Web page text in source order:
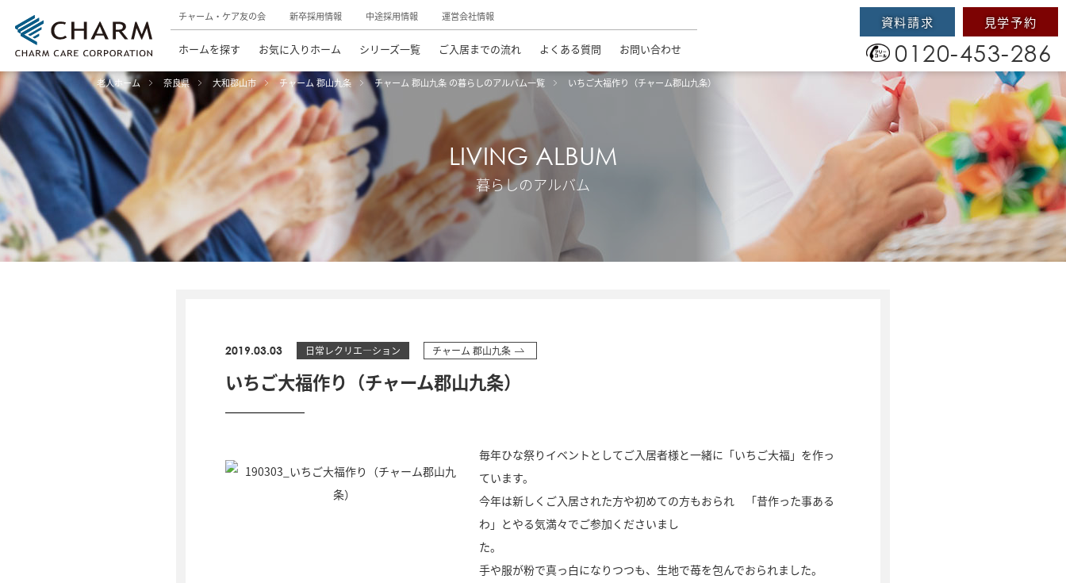
チャーム・ケア友の会 新卒採用情報 中途採用情報 運営会社情報
ホームを探す お気に入りホーム シリーズ一覧 ご入居までの流れ よくある質問 お問い合わせ
資料請求 見学予約
0120-453-286
老人ホーム 奈良県 大和郡山市 チャーム 郡山九条 チャーム 郡山九条 の暮らしのアルバム一覧 いちご大福作り（チャーム郡山九条）
LIVING ALBUM
暮らしのアルバム
2019.03.03 日常レクリエ―ション チャーム 郡山九条
いちご大福作り（チャーム郡山九条）
毎年ひな祭りイベントとしてご入居者様と一緒に「いちご大福」を作っ
ています。
今年は新しくご入居された方や初めての方もおられ 「昔作った事ある
わ」とやる気満々でご参加くださいまし
た。
手や服が粉で真っ白になりつつも、生地で苺を包んでおられました。